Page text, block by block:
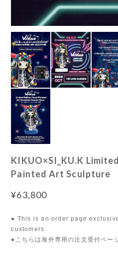
KIKUO×SI_KU.K
Painted Art Sculpture
¥63,800
● This is an order page
customers.
●こちらは海外専用の注文受付ペー